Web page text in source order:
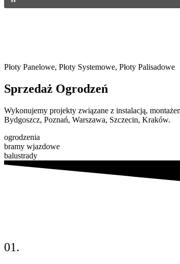
Płoty Panelowe, Płoty Systemowe, Płoty Palisadowe
Sprzedaż Ogrodzeń
Wykonujemy projekty związane z instalacją,
Bydgoszcz, Poznań, Warszawa, Szczecin, Kraków.
ogrodzenia
bramy wjazdowe
balustrady
01.